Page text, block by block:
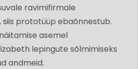
ravimifirmale
prototüüp ebaõnnestub.
asemel
lepingute sõlmimiseks
andmeid.